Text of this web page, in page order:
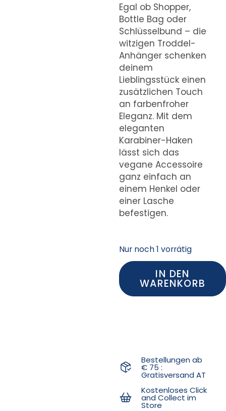
Egal ob Shopper,
Bottle Bag oder
Schlüsselbund – die
witzigen Troddel-
Anhänger schenken
deinem
Lieblingsstück einen
zusätzlichen Touch
an farbenfroher
Eleganz. Mit dem
eleganten
Karabiner-Haken
lässt sich das
vegane Accessoire
ganz einfach an
einem Henkel oder
einer Lasche
befestigen.
Nur noch 1 vorrätig
IN DEN
WARENKORB
Bestellungen ab
€ 75 :
Gratisversand AT
Kostenloses Click
and Collect im
Store